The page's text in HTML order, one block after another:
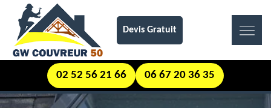
Devis Gratuit
02 52 56 21 66 06 67 20 36 35